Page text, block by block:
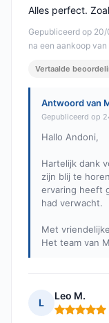
Gepubliceerd op
na een aankoop
Alles perfect.
Vertaalde
Antwoord van
Gepubliceerd op
Hallo Andoni,
Hartelijk dank
zijn blij te
ervaring heeft
had verwacht.
Met
Het team van
L
Leo M.